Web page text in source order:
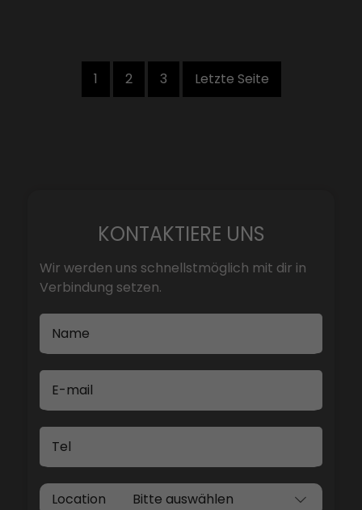
1 2 3 Letzte Seite
KONTAKTIERE UNS
Wir werden uns schnellstmöglich mit dir in
Verbindung setzen.
Name
E-mail
Tel
Location